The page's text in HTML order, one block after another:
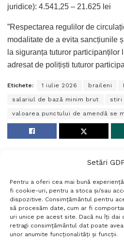
Setări
Pentru a oferi cea mai bună
fi cookie-uri, pentru a stoca și/sau
dispozitive. Consimțământul pentru
să procesăm date, cum ar fi
uri unice pe acest site. Dacă nu îți dai
retragi consimțământul dat poate
unor anumite funcționalități și funcții.
juridice): 4.541,25 – 21.625 lei
”Respectarea regulilor de
modalitate de a evita sancțiunile
la siguranța tuturor participanților
adresat de polițiști tuturor
Etichete: 1 iulie 2026 braileni
salariul de bază minim brut stiri
valoarea punctului de amendă se
Termeni si conditii
Politică
Politica cookies
Setări